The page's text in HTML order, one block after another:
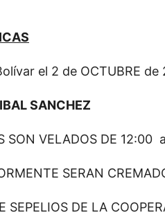
el 2 de OCTUBRE
SANCHEZ
SON VELADOS DE 12:00
SERAN
SEPELIOS DE LA